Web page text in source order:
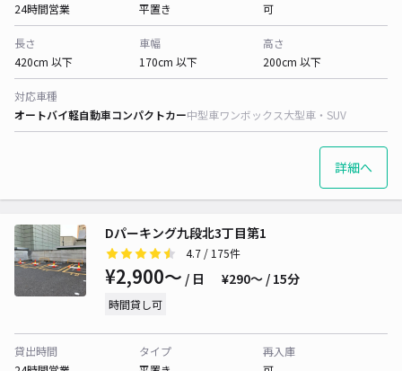
24時間営業
平置き
可
長さ
420cm 以下
車幅
170cm 以下
高さ
200cm 以下
対応車種
オートバイ軽自動車コンパクトカー中型車ワンボックス大型車・SUV
詳細へ
Dパーキング九段北3丁目第1
4.7 / 175件
¥2,900〜 / 日 ¥290〜 / 15分
時間貸し可
貸出時間
タイプ
再入庫